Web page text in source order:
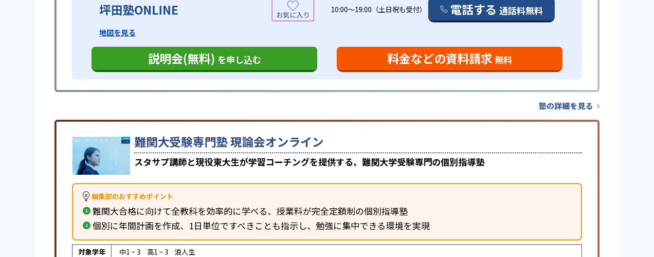
坪田塾ONLINE 10:00～19:00（土日祝も受付） 電話する 通話料無料
地図を見る
説明会(無料) を申し込む 料金などの資料請求 無料
塾の詳細を見る
難関大受験専門塾 現論会オンライン
スタサプ講師と現役東大生が学習コーチングを提供する、難関大学受験専門の個別指導塾
編集部のおすすめポイント
難関大合格に向けて全教科を効率的に学べる、授業料が完全定額制の個別指導塾
個別に年間計画を作成、1日単位ですべきことも指示し、勉強に集中できる環境を実現
対象学年 中1 ~ 3 高1 ~ 3
浪人生